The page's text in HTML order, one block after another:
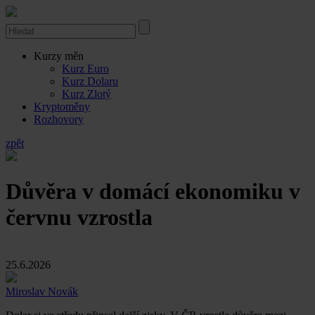
Kurzy měn
Kurz Euro
Kurz Dolaru
Kurz Zlotý
Kryptoměny
Rozhovory
zpět
Důvěra v domácí ekonomiku v
červnu vzrostla
25.6.2026
Miroslav Novák